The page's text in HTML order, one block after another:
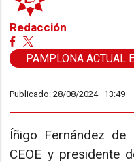
Redacción
PAMPLONA ACTUAL
Publicado: 28/08/2024 · 13:49
Íñigo Fernández de
CEOE y presidente